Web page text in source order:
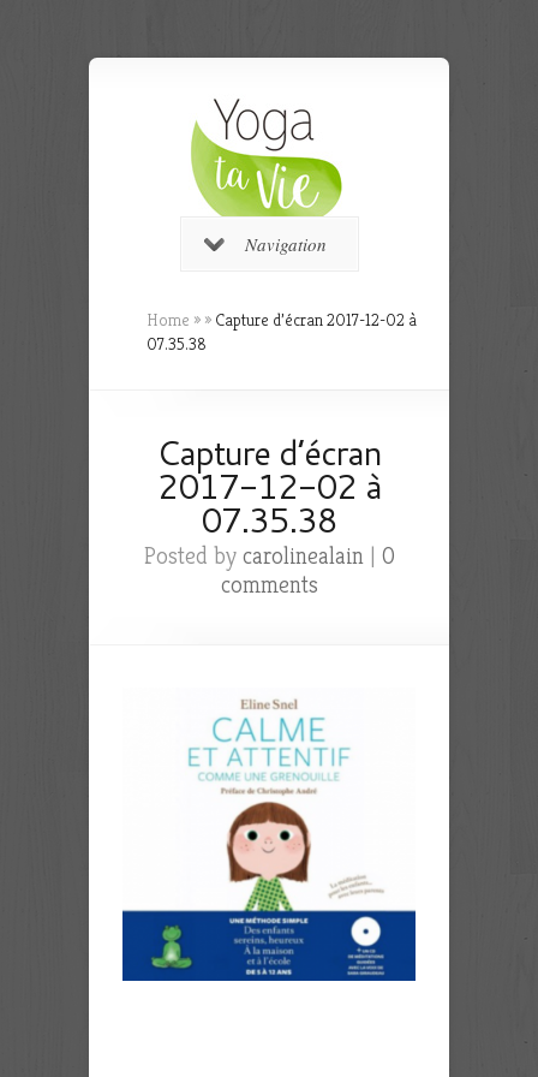
Navigation
Home » » Capture d’écran 2017-12-02 à
07.35.38
Capture d’écran
2017-12-02 à
07.35.38
Posted by carolinealain| 0
comments